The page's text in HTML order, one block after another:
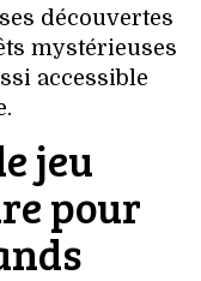
découvertes
mystérieuses
accessible
jeu
pour